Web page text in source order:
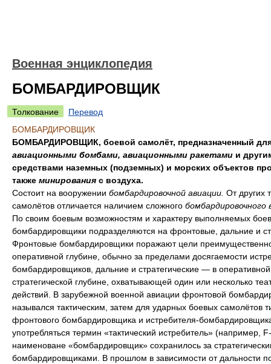
Военная энциклопедия
БОМБАРДИРОВЩИК
Толкование
Перевод
БОМБАРДИРОВЩИК
БОМБАРДИРОВЩИК, боевой самолёт, предназначенный
авиационными бомбами, авиационными ракетами и
средствами наземных (подземных) и морских объектов
также минирования с воздуха.
Состоит на вооружении бомбардировочной авиации. От других
самолётов отличается наличием сложного бомбардировочного
По своим боевым возможностям и характеру выполняемых
бомбардировщики подразделяются на фронтовые, дальние и
Фронтовые бомбардировщики поражают цели
оперативной глубине, обычно за пределами досягаемости
бомбардировщиков, дальние и стратегические — в
стратегической глубине, охватывающей один или несколько
действий. В зарубежной военной авиации фронтовой
назывался тактическим, затем для ударных боевых самолётов
фронтового бомбардировщика и истребителя-
употребляться термин «тактический истребитель» (например,
наименоване «бомбардировщик» сохранилось за
бомбардировщиками. В прошлом в зависимости от дальности